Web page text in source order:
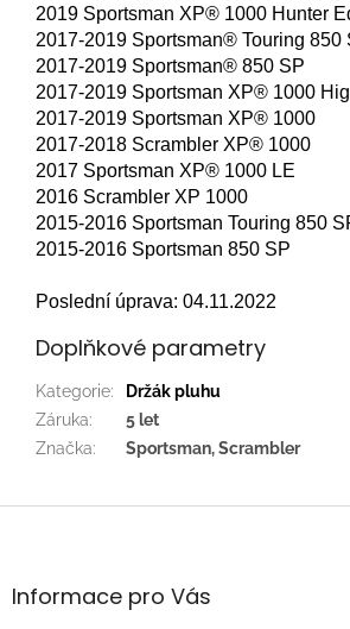
2019 Sportsman XP® 1000 Hunter
2017-2019 Sportsman® Touring 850
2017-2019 Sportsman® 850 SP
2017-2019 Sportsman XP® 1000
2017-2019 Sportsman XP® 1000
2017-2018 Scrambler XP® 1000
2017 Sportsman XP® 1000 LE
2016 Scrambler XP 1000
2015-2016 Sportsman Touring 850
2015-2016 Sportsman 850 SP
Poslední úprava: 04.11.2022
Doplňkové parametry
Kategorie:
Držák pluhu
Záruka:
5 let
Značka: Sportsman, Scrambler
Z
aInformace pro Vás